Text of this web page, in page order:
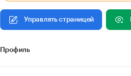
Управлять страницей
Профиль